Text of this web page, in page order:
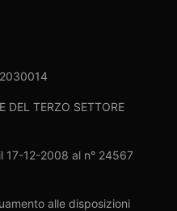
DEL TERZO SETTORE
17-12-2008 al n° 24567
alle disposizioni